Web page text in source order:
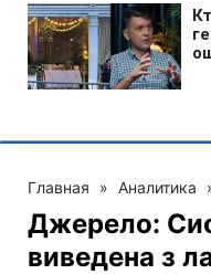
Главная » Аналитика
Джерело:
виведена з